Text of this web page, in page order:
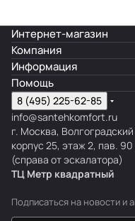
Интернет-магазин
Компания
Информация
Помощь
8 (495) 225-62-85
info@santehkomfort.ru
г. Москва,
корпус 25, этаж 2, пав. 90
(справа от эскалатора)
ТЦ Метр квадратный
Подписаться на новости и